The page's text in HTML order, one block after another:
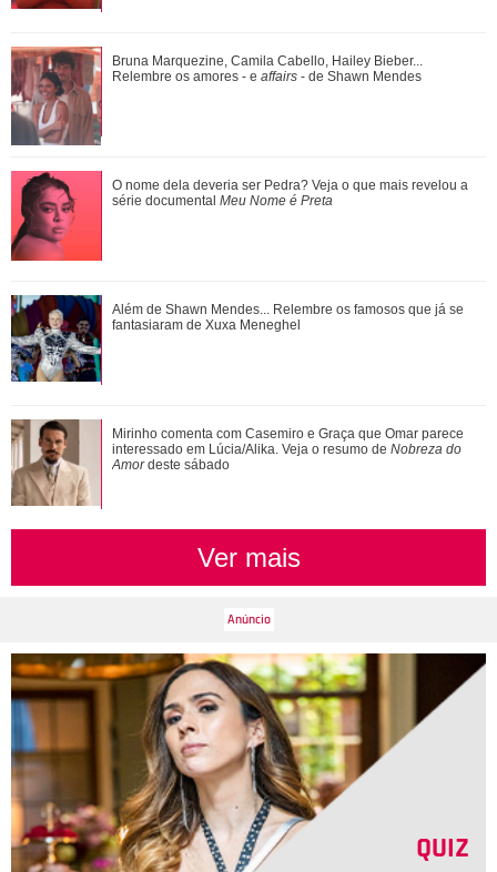
Agrado e Eduarda são prejudicadas pela proximidade com
João Raul. Saiba o que vai acontece...
Fernanda Torres cantando, Kaká tentando dar estrela...
Relembre os micos que famosos já pag...
Pedro comemora o estado de saúde de Bruna. Confira o
que vai rolar neste sábado em Quem Ama...
Veja tudo sobre a bariátrica e a evolução do corpo de Jojo
Todynho
Bruna Marquezine, Camila Cabello, Hailey Bieber...
Relembre os amores - e affairs - de Shawn Mendes
O nome dela deveria ser Pedra? Veja o que mais revelou a
série documental Meu Nome é Preta
Além de Shawn Mendes... Relembre os famosos que já se
fantasiaram de Xuxa Meneghel
Mirinho comenta com Casemiro e Graça que Omar parece
interessado em Lúcia/Alika. Veja o resumo de Nobreza do
Amordeste sábado
Ver mais
QUIZ